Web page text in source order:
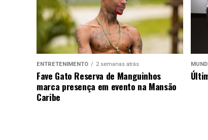
ENTRETENIMENTO 2 semanas atrás
Fave Gato Reserva de Manguinhos
marca presença em evento na Mansão
Caribe